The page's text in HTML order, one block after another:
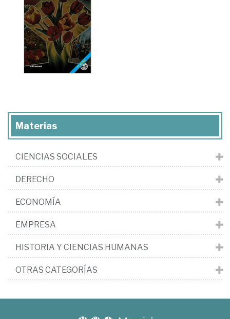
Materias
CIENCIAS SOCIALES
DERECHO
ECONOMÍA
EMPRESA
HISTORIA Y CIENCIAS HUMANAS
OTRAS CATEGORÍAS